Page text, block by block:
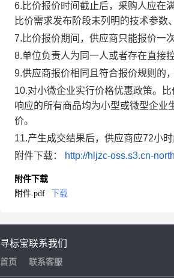
6.比价报价时间截止后，采购人应在
比价需求发布阶段未列明的技术参
7.比价报价期间，供应商只能报价一
8.单位负责人为同一人或者存在直接
9.供应商报价相同且符合报价规则的
10.对小微企业实行价格优惠政策。
响应的所有商品均为小型或微型企
价。
11.产生成交结果后，供应商应72小
附件下载：
http://hljzc-oss.s3.cn-
附件下载
附件.pdf
下载
寻标宝
首页
联系我们
联系客服